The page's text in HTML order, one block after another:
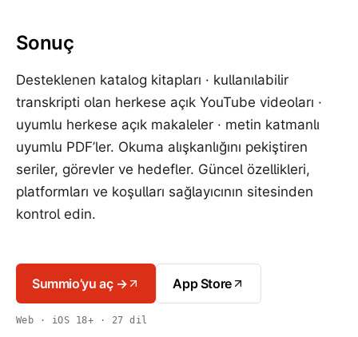
Sonuç
Desteklenen katalog kitapları · kullanılabilir
transkripti olan herkese açık YouTube videoları ·
uyumlu herkese açık makaleler · metin katmanlı
uyumlu PDF’ler. Okuma alışkanlığını pekiştiren
seriler, görevler ve hedefler. Güncel özellikleri,
platformları ve koşulları sağlayıcının sitesinden
kontrol edin.
Summio’yu aç → App Store
Web · iOS 18+ · 27 dil